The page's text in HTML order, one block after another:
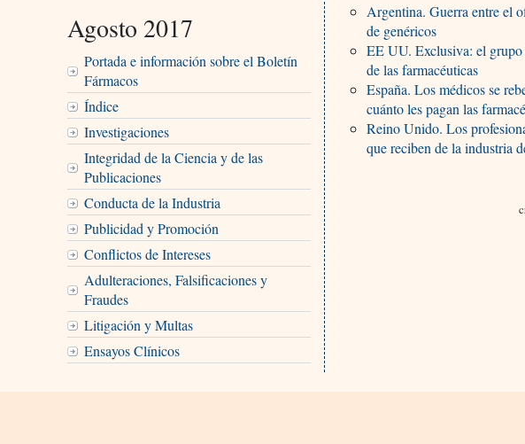
Agosto 2017
Portada e información sobre el Boletín
Fármacos
Índice
Investigaciones
Integridad de la Ciencia y de las
Publicaciones
Conducta de la Industria
Publicidad y Promoción
Conflictos de Intereses
Adulteraciones, Falsificaciones y
Fraudes
Litigación y Multas
Ensayos Clínicos
Argentina. Guerra entre el
de genéricos
EE UU. Exclusiva: el grupo
de las farmacéuticas
España. Los médicos se
cuánto les pagan las
Reino Unido. Los
que reciben de la industria